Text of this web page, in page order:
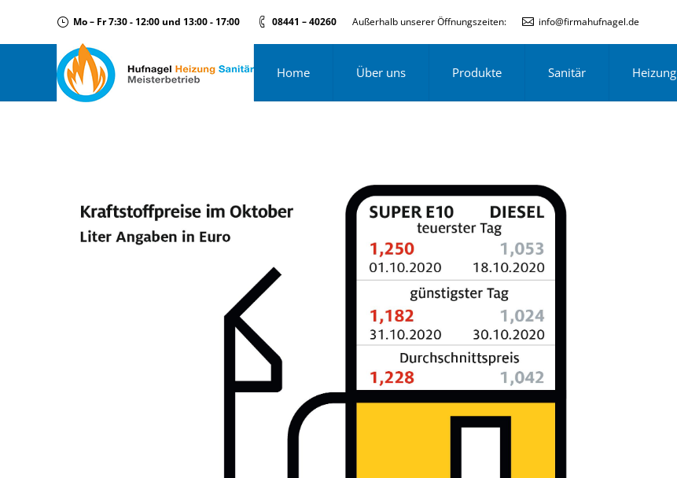
Mo – Fr 7:30 - 12:00 und 13:00 - 17:00 08441 – 40260 Außerhalb unserer Öffnungszeiten: info@firmahufnagel.de
Home Über uns Produkte Sanitär Heizung